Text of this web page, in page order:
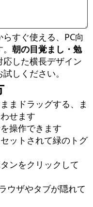
すぐ使える、PC向
。朝の目覚まし・勉
した横長デザイン
しください。
まドラッグする、ま
せます
操作できます
ットされて緑のトグ
ンをクリックして
ウザやタブが隠れて